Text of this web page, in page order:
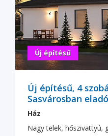
Új építésű
Új építésű, 4
Sasvárosban eladó
Ház
Nagy telek, hőszivattyú,